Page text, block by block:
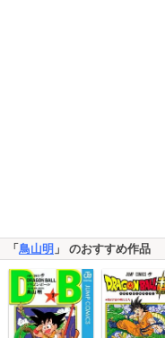
「 鳥山明 」 のおすすめ作品